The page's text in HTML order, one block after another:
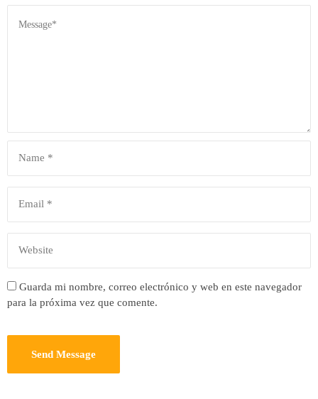
Guarda mi nombre, correo electrónico y web en este navegador
para la próxima vez que comente.